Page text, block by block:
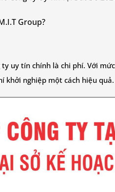
Group?
tín chính là chi phí. Với
khởi nghiệp một cách hiệu quả.